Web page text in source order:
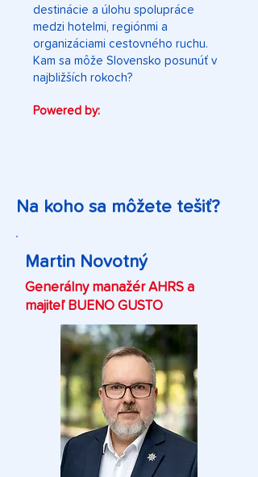
destinácie a úlohu spolupráce
medzi hotelmi, regiónmi a
organizáciami cestovného ruchu.
Kam sa môže Slovensko posunúť v
najbližších rokoch?
Powered by:
Na koho sa môžete tešiť?
Martin Novotný
Generálny manažér AHRS a
majiteľ BUENO GUSTO